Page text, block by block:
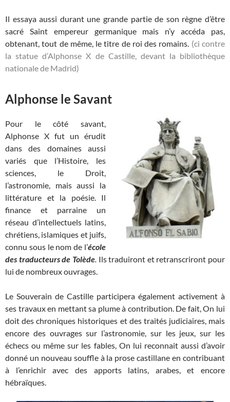
Il essaya aussi durant une grande partie de son règne d’être
sacré Saint empereur germanique mais n’y accéda pas,
obtenant, tout de même, le titre de roi des romains. (ci contre
la statue d’Alphonse X de Castille, devant la bibliothèque
nationale de Madrid)
Alphonse le Savant
Pour le côté savant,
Alphonse X fut un érudit
dans des domaines aussi
variés que l’Histoire, les
sciences, le Droit,
l’astronomie, mais aussi la
littérature et la poésie. Il
finance et parraine un
réseau d’intellectuels latins,
chrétiens, islamiques et juifs,
connu sous le nom de l’école
des traducteurs de Tolède. Ils traduiront et retranscriront pour
lui de nombreux ouvrages.
Le Souverain de Castille participera également activement à
ses travaux en mettant sa plume à contribution. De fait, On lui
doit des chroniques historiques et des traités judiciaires, mais
encore des ouvrages sur l’astronomie, sur les jeux, sur les
échecs ou même sur les fables, On lui reconnait aussi d’avoir
donné un nouveau souffle à la prose castillane en contribuant
à l’enrichir avec des apports latins, arabes, et encore
hébraïques.